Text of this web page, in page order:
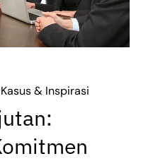
& Inspirasi